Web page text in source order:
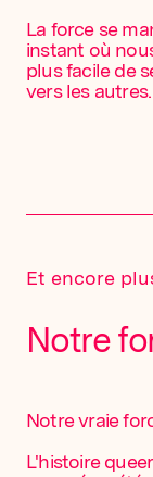
La force se
instant où
plus facile de
vers les
Et encore
Notre
Notre vraie
L'histoire